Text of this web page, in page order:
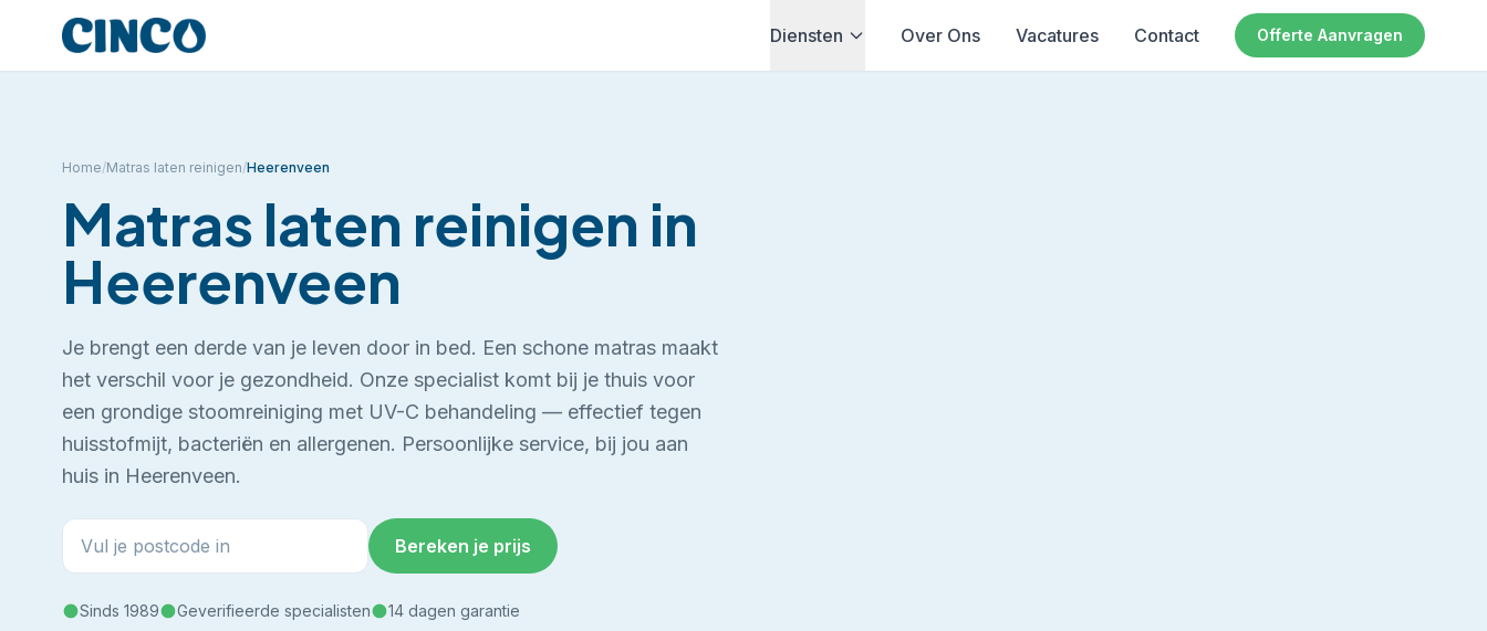
Diensten Over Ons Vacatures Contact Offerte Aanvragen
Home/Matras laten reinigen/Heerenveen
Matras laten reinigen in
Heerenveen
Je brengt een derde van je leven door in bed. Een schone matras maakt
het verschil voor je gezondheid. Onze specialist komt bij je thuis voor
een grondige stoomreiniging met UV-C behandeling — effectief tegen
huisstofmijt, bacteriën en allergenen. Persoonlijke service, bij jou aan
huis in Heerenveen.
Bereken je prijs
Sinds 1989 Geverifieerde specialisten
14 dagen garantie